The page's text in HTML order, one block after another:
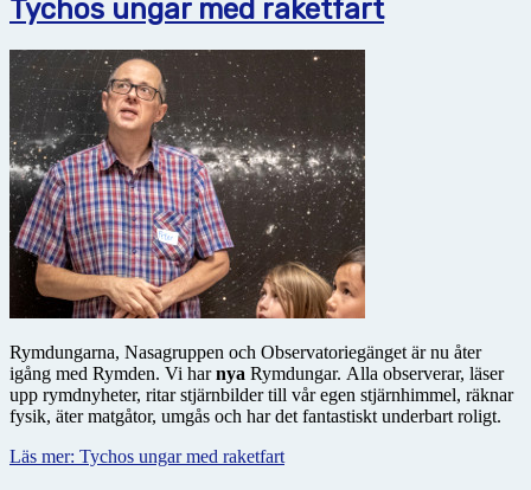
Tychos ungar med raketfart
Rymdungarna, Nasagruppen och Observatoriegänget är nu åter
igång med Rymden. Vi harnya Rymdungar. Alla observerar, läser
upp rymdnyheter, ritar stjärnbilder till vår egen stjärnhimmel, räknar
fysik, äter matgåtor, umgås och har det fantastiskt underbart roligt.
Läs mer: Tychos ungar med raketfart